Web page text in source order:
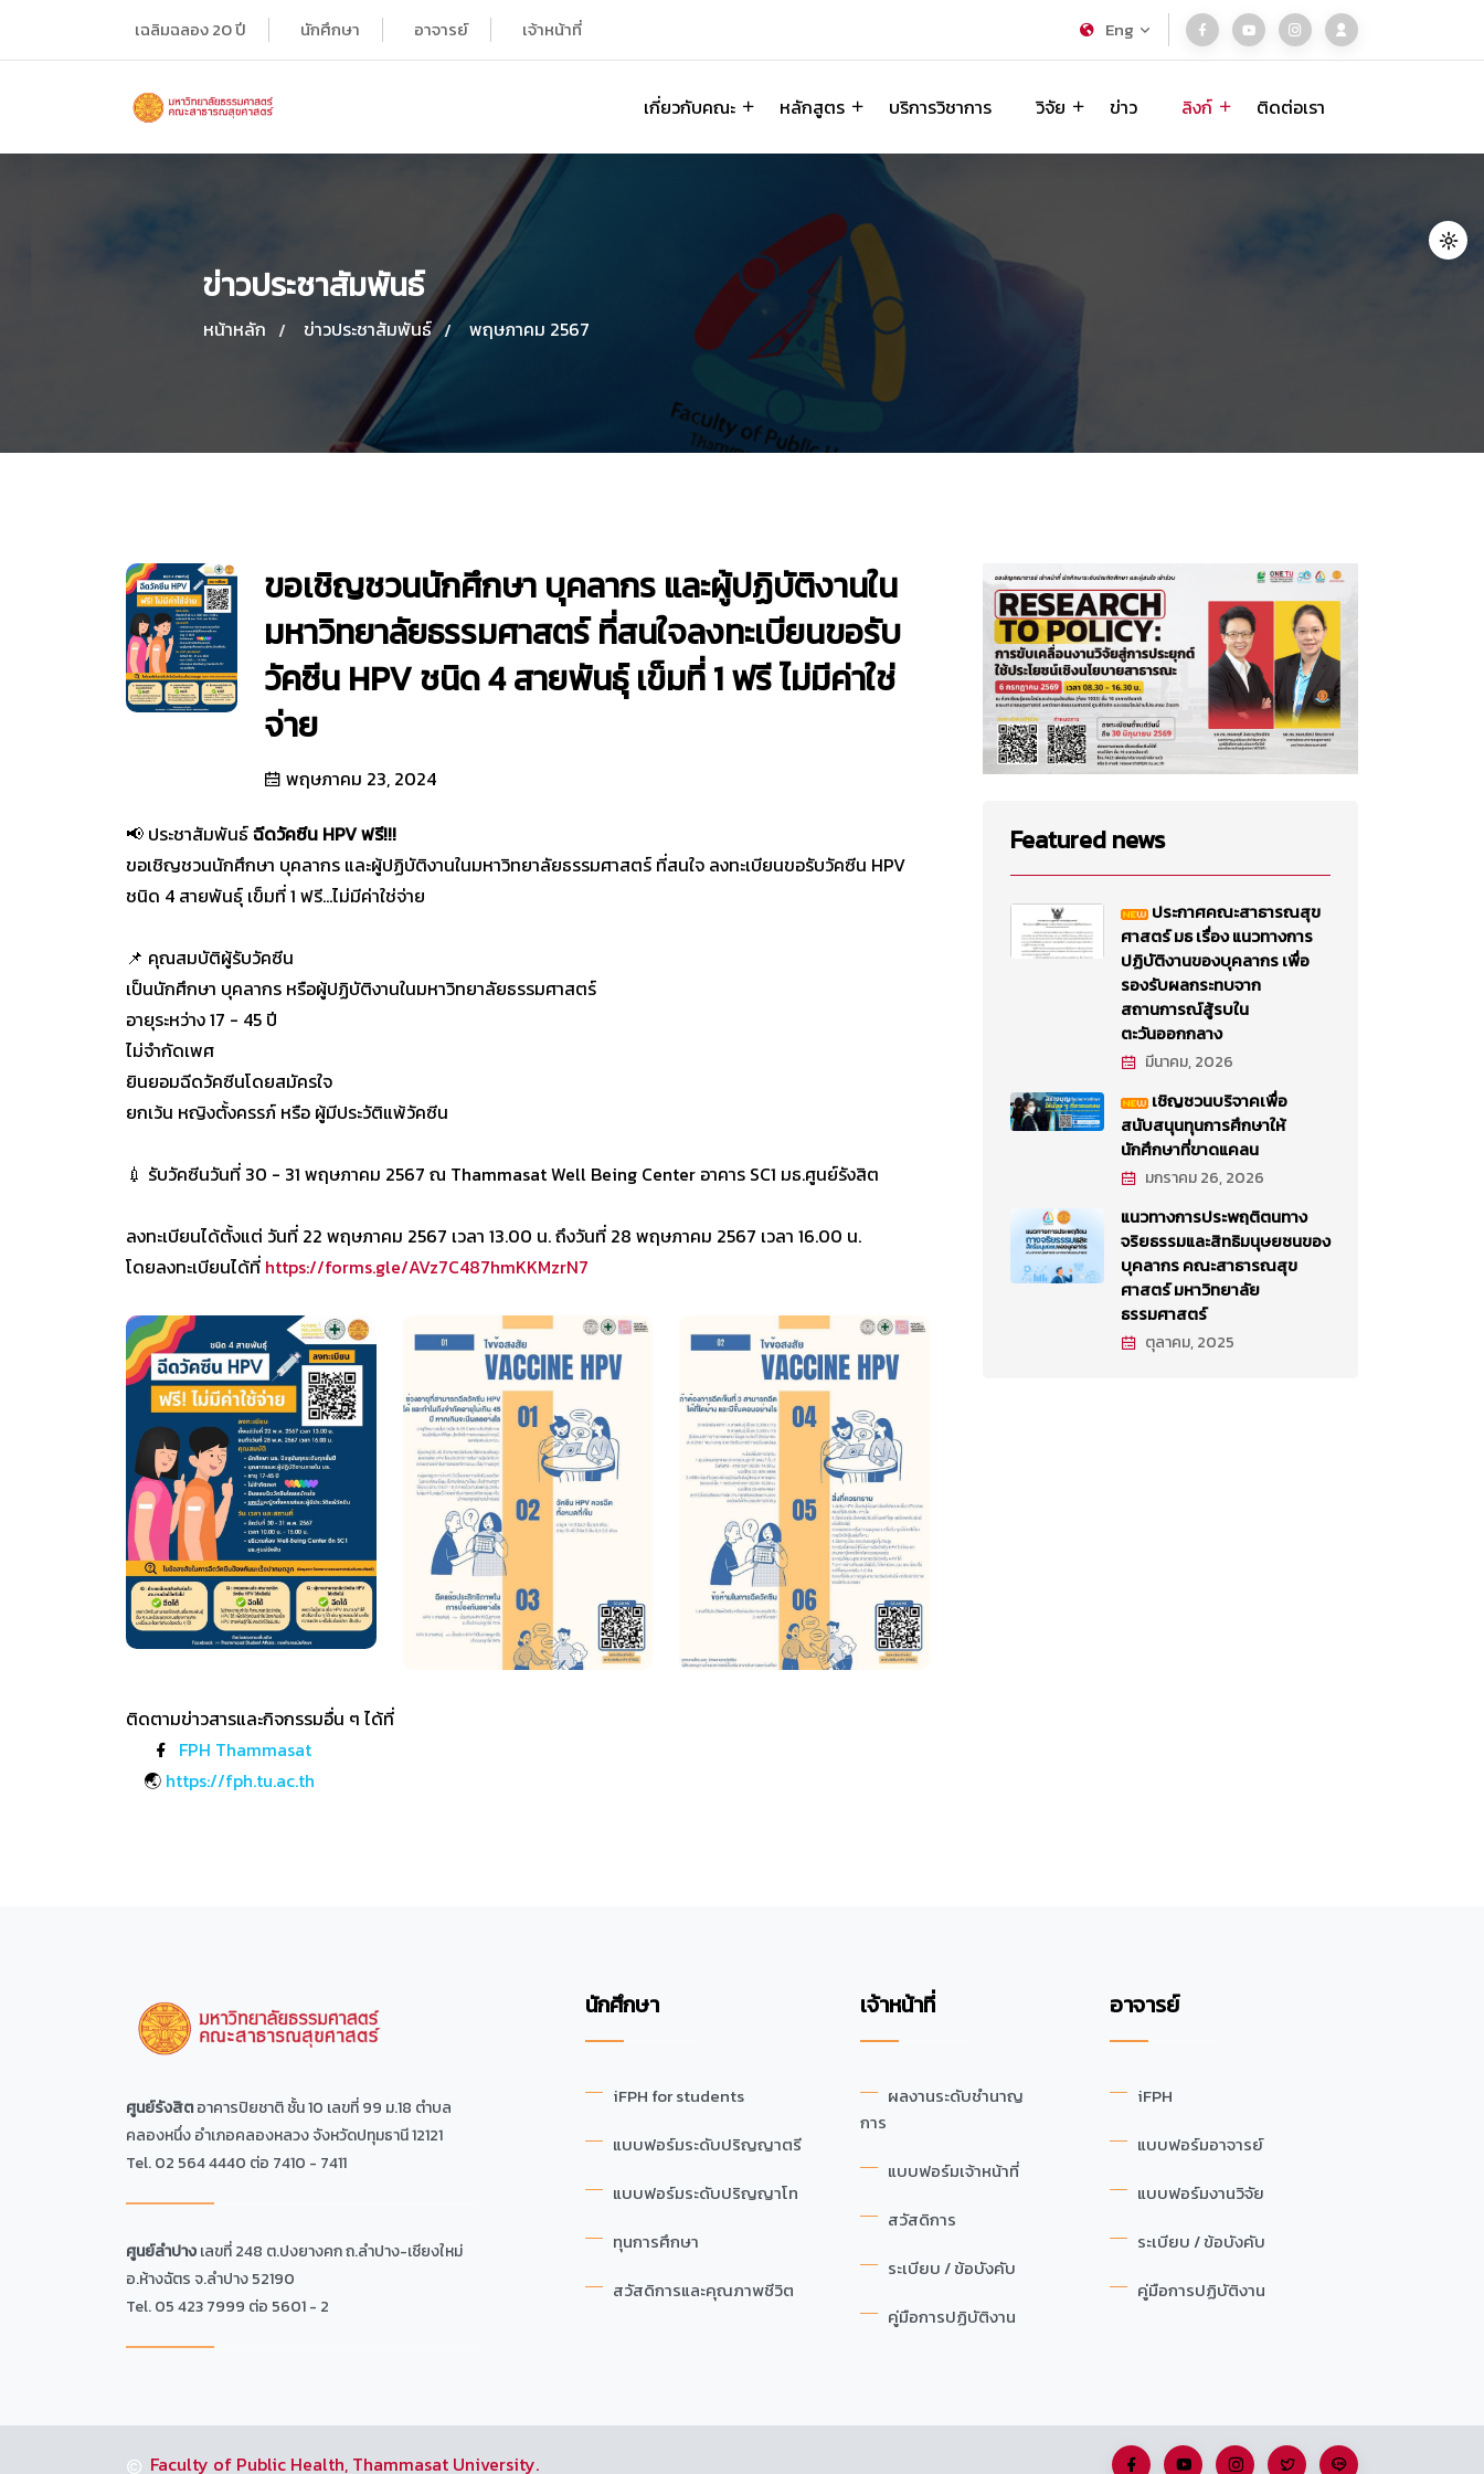
เฉลิมฉลอง 20 ปี นักศึกษา อาจารย์ เจ้าหน้าที่ Eng
เกี่ยวกับคณะ หลักสูตร บริการวิชาการ วิจัย ข่าว ลิงก์ ติดต่อเรา
ข่าวประชาสัมพันธ์
หน้าหลัก ข่าวประชาสัมพันธ์ พฤษภาคม 2567
ขอเชิญชวนนักศึกษา บุคลากร และผู้ปฏิบัติงานใน
มหาวิทยาลัยธรรมศาสตร์ ที่สนใจลงทะเบียนขอรับ
วัคซีน HPV ชนิด 4 สายพันธุ์ เข็มที่ 1 ฟรี ไม่มีค่าใช่
จ่าย
พฤษภาคม 23, 2024
📢 ประชาสัมพันธ์ฉีดวัคซีน HPV ฟรี!!!
ขอเชิญชวนนักศึกษา บุคลากร และผู้ปฏิบัติงานในมหาวิทยาลัยธรรมศาสตร์ ที่สนใจ ลงทะเบียนขอรับวัคซีน HPV
ชนิด 4 สายพันธุ์ เข็มที่ 1 ฟรี...ไม่มีค่าใช่จ่าย
📌 คุณสมบัติผู้รับวัคซีน
เป็นนักศึกษา บุคลากร หรือผู้ปฏิบัติงานในมหาวิทยาลัยธรรมศาสตร์
อายุระหว่าง 17 - 45 ปี
ไม่จำกัดเพศ
ยินยอมฉีดวัคซีนโดยสมัครใจ
ยกเว้น หญิงตั้งครรภ์ หรือ ผู้มีประวัติแพ้วัคซีน
💉 รับวัคซีนวันที่ 30 - 31 พฤษภาคม 2567 ณ Thammasat Well Being Center อาคาร SC1 มธ.ศูนย์รังสิต
ลงทะเบียนได้ตั้งแต่ วันที่ 22 พฤษภาคม 2567 เวลา 13.00 น. ถึงวันที่ 28 พฤษภาคม 2567 เวลา 16.00 น.
โดยลงทะเบียนได้ที่ https://forms.gle/AVz7C487hmKKMzrN7
ติดตามข่าวสารและกิจกรรมอื่น ๆ ได้ที่
FPH Thammasat
🌏 https://fph.tu.ac.th
Featured news
ประกาศคณะสาธารณสุข
ศาสตร์ มธ เรื่อง แนวทางการ
ปฏิบัติงานของบุคลากร เพื่อ
รองรับผลกระทบจาก
สถานการณ์สู้รบใน
ตะวันออกกลาง
มีนาคม, 2026
เชิญชวนบริจาคเพื่อ
สนับสนุนทุนการศึกษาให้
นักศึกษาที่ขาดแคลน
มกราคม 26, 2026
แนวทางการประพฤติตนทาง
จริยธรรมและสิทธิมนุษยชนของ
บุคลากร คณะสาธารณสุข
ศาสตร์ มหาวิทยาลัย
ธรรมศาสตร์
ตุลาคม, 2025
ศูนย์รังสิตอาคารปิยชาติ ชั้น 10 เลขที่ 99 ม.18 ตำบล
คลองหนึ่ง อำเภอคลองหลวง จังหวัดปทุมธานี 12121
Tel. 02 564 4440 ต่อ 7410 - 7411
ศูนย์ลำปางเลขที่ 248 ต.ปงยางคก ถ.ลำปาง-เชียงใหม่
อ.ห้างฉัตร จ.ลำปาง 52190
Tel. 05 423 7999 ต่อ 5601 - 2
นักศึกษา
iFPH for students
แบบฟอร์มระดับปริญญาตรี
แบบฟอร์มระดับปริญญาโท
ทุนการศึกษา
สวัสดิการและคุณภาพชีวิต
เจ้าหน้าที่
ผลงานระดับชำนาญ
การ
แบบฟอร์มเจ้าหน้าที่
สวัสดิการ
ระเบียบ / ข้อบังคับ
คู่มือการปฏิบัติงาน
อาจารย์
iFPH
แบบฟอร์มอาจารย์
แบบฟอร์มงานวิจัย
ระเบียบ / ข้อบังคับ
คู่มือการปฏิบัติงาน
Faculty of Public Health, Thammasat University.